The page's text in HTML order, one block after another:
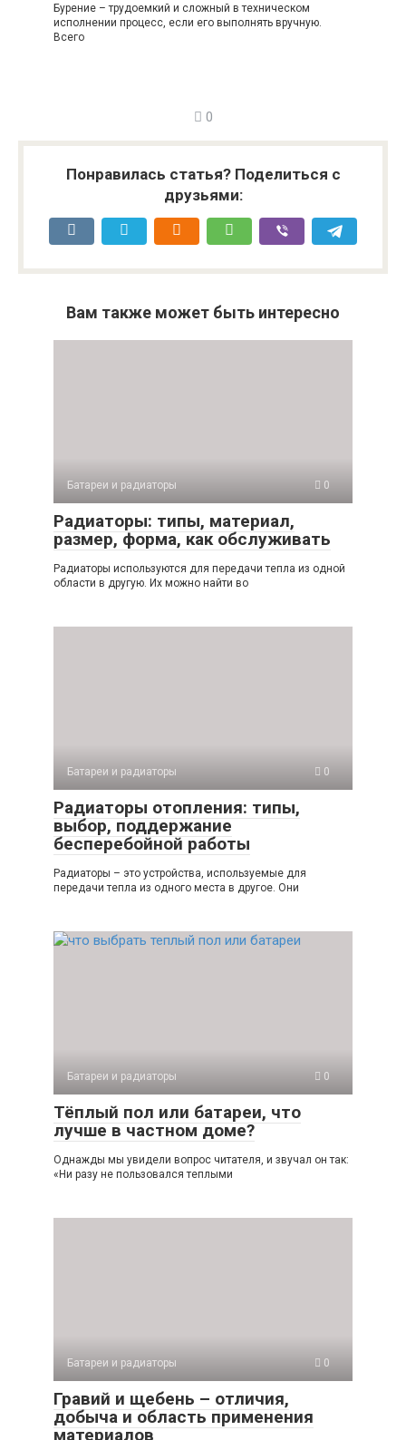
Бурение – трудоемкий и сложный в техническом
исполнении процесс, если его выполнять вручную.
Всего
0
Понравилась статья? Поделиться с
друзьями:
Вам также может быть интересно
Батареи и радиаторы 0
Радиаторы: типы, материал,
размер, форма, как обслуживать
Радиаторы используются для передачи тепла из одной
области в другую. Их можно найти во
Батареи и радиаторы 0
Радиаторы отопления: типы,
выбор, поддержание
бесперебойной работы
Радиаторы – это устройства, используемые для
передачи тепла из одного места в другое. Они
Батареи и радиаторы 0
Тёплый пол или батареи, что
лучше в частном доме?
Однажды мы увидели вопрос читателя, и звучал он так:
«Ни разу не пользовался теплыми
Батареи и радиаторы 0
Гравий и щебень – отличия,
добыча и область применения
материалов